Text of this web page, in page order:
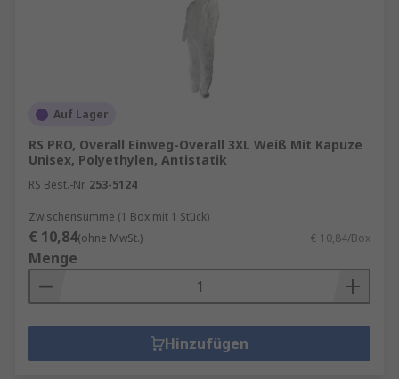
Auf Lager
RS PRO, Overall Einweg-Overall 3XL Weiß Mit Kapuze
Unisex, Polyethylen, Antistatik
RS Best.-Nr. 253-5124
Zwischensumme (1 Box mit 1 Stück)
€ 10,84(ohne MwSt.) € 10,84/Box
Menge
Hinzufügen